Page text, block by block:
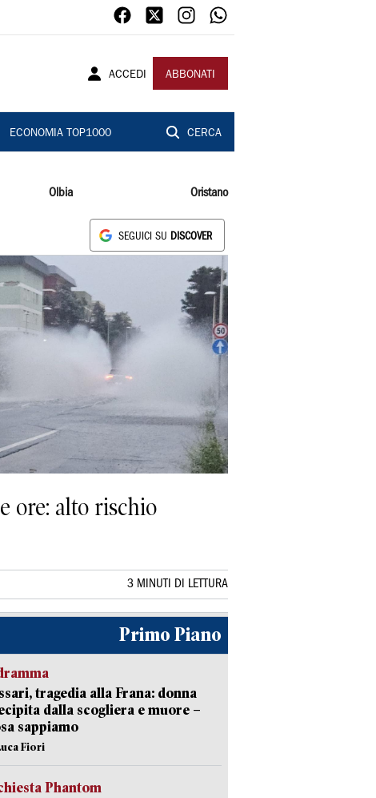
ACCEDI ABBONATI
ECONOMIA TOP1000 CERCA
Olbia Oristano
SEGUICI SU DISCOVER
ore: alto rischio
3 MINUTI DI LETTURA
Primo Piano
tragedia alla Frana: donna
dalla scogliera e muore –
sappiamo
Fiori
Phantom